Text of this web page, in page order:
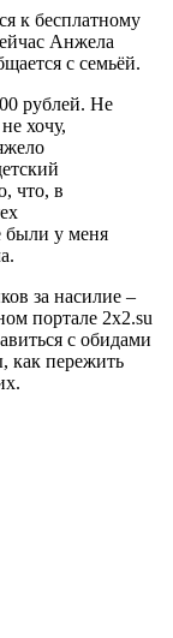
к бесплатному
Анжела
с семьёй.
рублей. Не
хочу,
что, в
были у меня
за насилие –
портале 2х2.su
с обидами
как пережить